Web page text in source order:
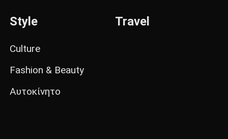
Style
Culture
Fashion & Beauty
Αυτοκίνητο
Travel